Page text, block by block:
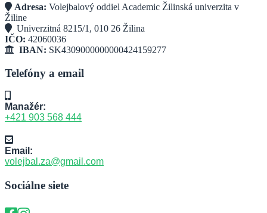
Adresa: Volejbalový oddiel Academic Žilinská univerzita v
Žiline
Univerzitná 8215/1, 010 26 Žilina
IČO: 42060036
IBAN: SK4309000000000424159277
Telefóny a email
Manažér:
+421 903 568 444
Email:
volejbal.za@gmail.com
Sociálne siete